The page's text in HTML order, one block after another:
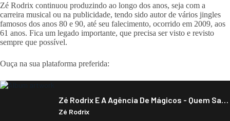
Zé Rodrix continuou produzindo ao longo dos anos, seja com a
carreira musical ou na publicidade, tendo sido autor de vários jingles
famosos dos anos 80 e 90, até seu falecimento, ocorrido em 2009, aos
61 anos. Fica um legado importante, que precisa ser visto e revisto
sempre que possível.
Ouça na sua plataforma preferida: